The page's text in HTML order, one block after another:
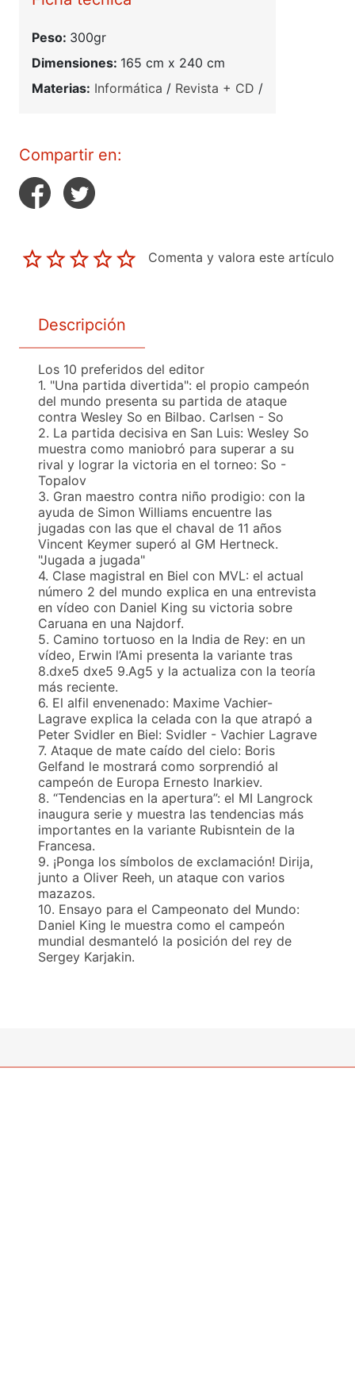
Peso: 300gr
Dimensiones: 165 cm x 240 cm
Materias: Informática / Revista + CD /
Compartir en:
Comenta y valora este artículo
Descripción
Los 10 preferidos del editor
1. "Una partida divertida": el propio campeón
del mundo presenta su partida de ataque
contra Wesley So en Bilbao. Carlsen - So
2. La partida decisiva en San Luis: Wesley So
muestra como maniobró para superar a su
rival y lograr la victoria en el torneo: So -
Topalov
3. Gran maestro contra niño prodigio: con la
ayuda de Simon Williams encuentre las
jugadas con las que el chaval de 11 años
Vincent Keymer superó al GM Hertneck.
"Jugada a jugada"
4. Clase magistral en Biel con MVL: el actual
número 2 del mundo explica en una entrevista
en vídeo con Daniel King su victoria sobre
Caruana en una Najdorf.
5. Camino tortuoso en la India de Rey: en un
vídeo, Erwin l’Ami presenta la variante tras
8.dxe5 dxe5 9.Ag5 y la actualiza con la teoría
más reciente.
6. El alfil envenenado: Maxime Vachier-
Lagrave explica la celada con la que atrapó a
Peter Svidler en Biel: Svidler - Vachier Lagrave
7. Ataque de mate caído del cielo: Boris
Gelfand le mostrará como sorprendió al
campeón de Europa Ernesto Inarkiev.
8. “Tendencias en la apertura”: el MI Langrock
inaugura serie y muestra las tendencias más
importantes en la variante Rubisntein de la
Francesa.
9. ¡Ponga los símbolos de exclamación! Dirija,
junto a Oliver Reeh, un ataque con varios
mazazos.
10. Ensayo para el Campeonato del Mundo:
Daniel King le muestra como el campeón
mundial desmanteló la posición del rey de
Sergey Karjakin.